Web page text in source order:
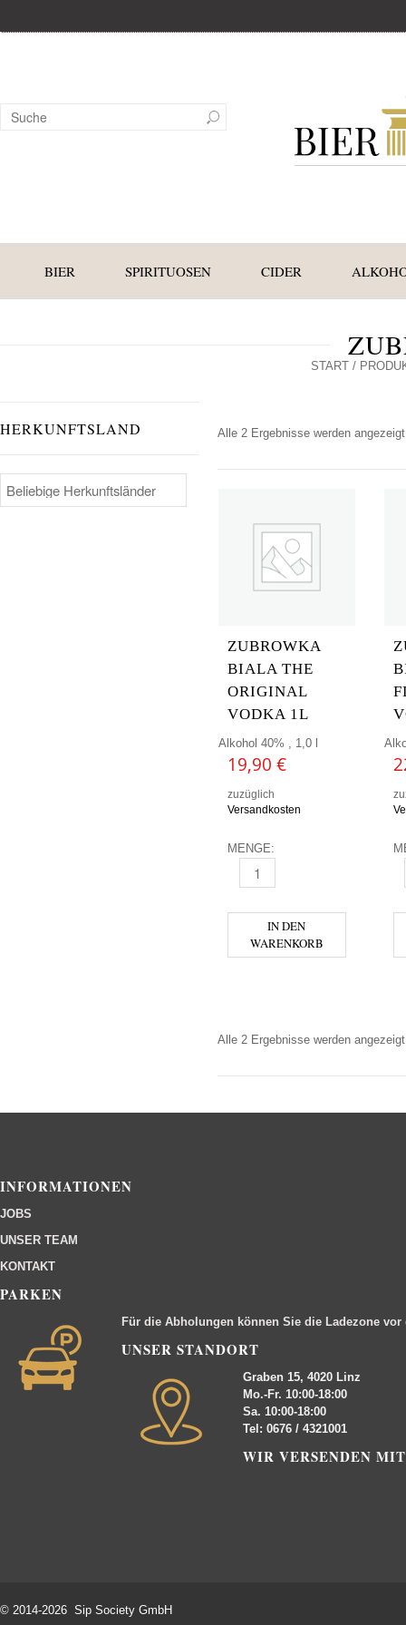
BIER SPIRITUOSEN CIDER
START/
HERKUNFTSLAND Alle 2 Ergebnisse werden angezeigt
ZUBROWKA
BIALA THE
ORIGINAL
VODKA 1L
Alkohol 40% , 1,0 l
19,90 €
zuzüglich
Versandkosten
MENGE:
ZUBROWKA BIALA THE
IN DEN
WARENKORB
Alle 2 Ergebnisse werden angezeigt
INFORMATIONEN
JOBS
UNSER TEAM
KONTAKT
PARKEN
Für die Abholungen können Sie die Ladezone
UNSER STANDORT
Graben 15, 4020 Linz
Mo.-Fr. 10:00-18:00
Sa. 10:00-18:00
Tel: 0676 / 4321001
WIR VERSENDEN
© 2014-2026 Sip Society GmbH